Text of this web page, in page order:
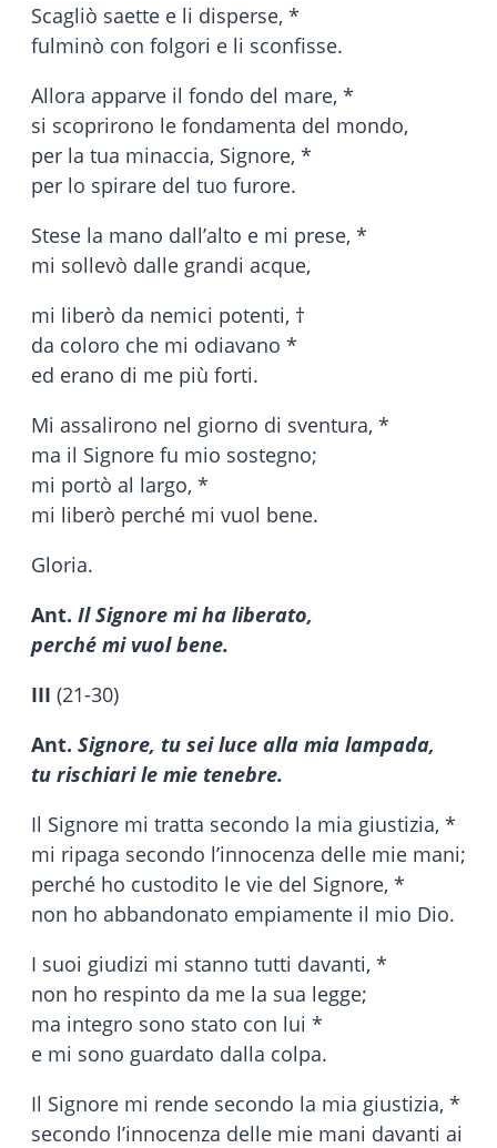
Scagliò saette e li disperse, *
fulminò con folgori e li sconfisse.
Allora apparve il fondo del mare, *
si scoprirono le fondamenta del mondo,
per la tua minaccia, Signore, *
per lo spirare del tuo furore.
Stese la mano dall’alto e mi prese, *
mi sollevò dalle grandi acque,
mi liberò da nemici potenti, †
da coloro che mi odiavano *
ed erano di me più forti.
Mi assalirono nel giorno di sventura, *
ma il Signore fu mio sostegno;
mi portò al largo, *
mi liberò perché mi vuol bene.
Gloria.
Ant. Il Signore mi ha liberato,
perché mi vuol bene.
III (21-30)
Ant. Signore, tu sei luce alla mia lampada,
tu rischiari le mie tenebre.
Il Signore mi tratta secondo la mia giustizia, *
mi ripaga secondo l’innocenza delle mie mani;
perché ho custodito le vie del Signore, *
non ho abbandonato empiamente il mio Dio.
I suoi giudizi mi stanno tutti davanti, *
non ho respinto da me la sua legge;
ma integro sono stato con lui *
e mi sono guardato dalla colpa.
Il Signore mi rende secondo la mia giustizia, *
secondo l’innocenza delle mie mani davanti ai